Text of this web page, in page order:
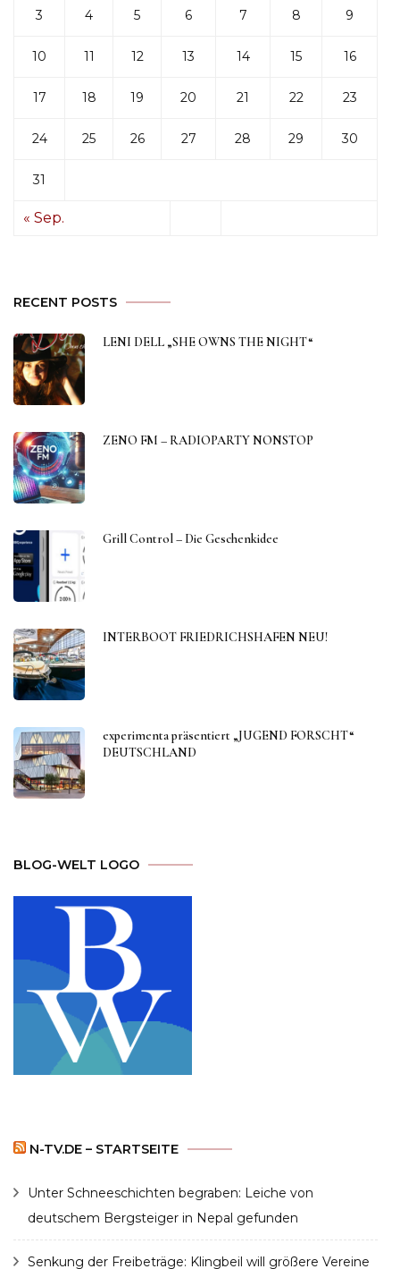
3 4 5 6 7 8 9
10 11 12 13 14 15 16
17 18 19 20 21 22 23
24 25 26 27 28 29 30
31
« Sep.
RECENT POSTS
LENI DELL „SHE OWNS THE NIGHT“
ZENO FM – RADIOPARTY NONSTOP
Grill Control – Die Geschenkidee
INTERBOOT FRIEDRICHSHAFEN NEU!
experimenta präsentiert „JUGEND FORSCHT“
DEUTSCHLAND
BLOG-WELT LOGO
N-TV.DE – STARTSEITE
Unter Schneeschichten begraben: Leiche von
deutschem Bergsteiger in Nepal gefunden
Senkung der Freibeträge: Klingbeil will größere Vereine